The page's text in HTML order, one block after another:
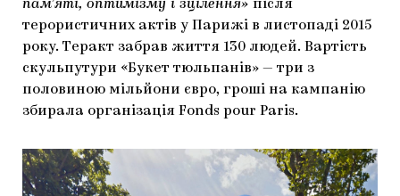
пам’яті, оптимізму і зцілення» після
терористичних актів у Парижі в листопаді 2015
року. Теракт забрав життя 130 людей. Вартість
скульпутури «Букет тюльпанів» — три з
половиною мільйони євро, гроші на кампанію
збирала організація Fonds pour Paris.